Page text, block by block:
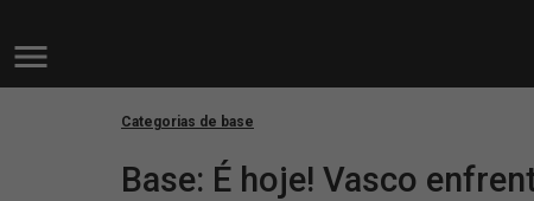
Categorias de base
Base: É hoje! Vasco